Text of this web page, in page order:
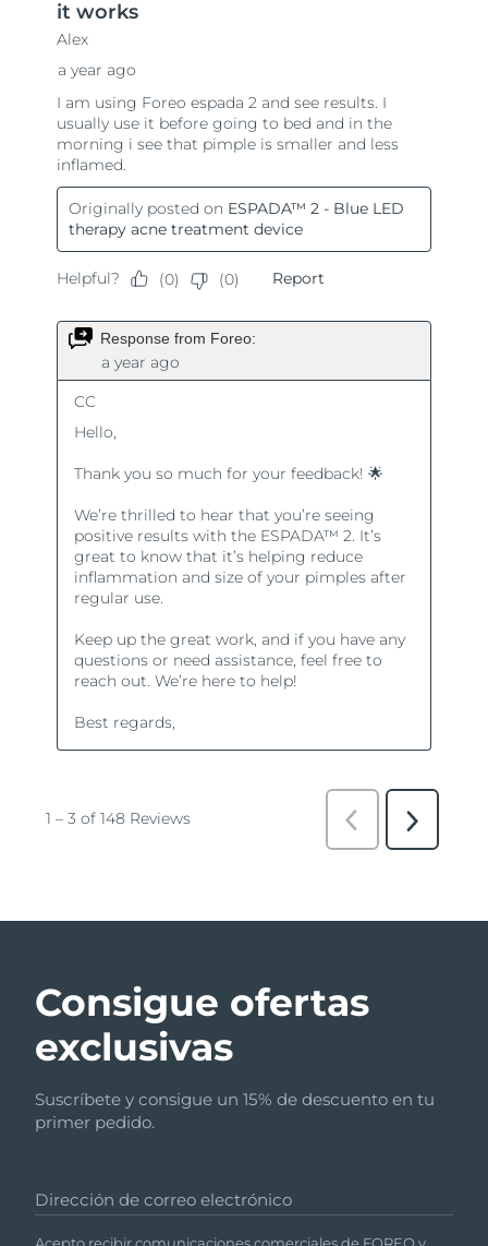
Consigue ofertas
exclusivas
Suscríbete y consigue un 15% de descuento en tu
primer pedido.
Dirección de correo electrónico